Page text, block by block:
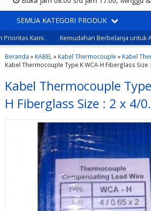
SEMUA KATEGORI PRODUK
Kami. Kemudahan Berbelanja untuk
Beranda » KABEL » Kabel Thermocouple » Kabel
Kabel Thermocouple Type K WCA-H Fiberglass Size
Kabel Thermocouple
H Fiberglass Size : 2 x 4/